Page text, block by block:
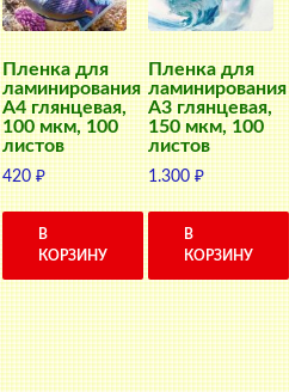
Пленка для
ламинирования
А4 глянцевая,
100 мкм, 100
листов
420₽
В
КОРЗИНУ
Пленка для
ламинирования
А3 глянцевая,
150 мкм, 100
листов
1.300₽
В
КОРЗИНУ